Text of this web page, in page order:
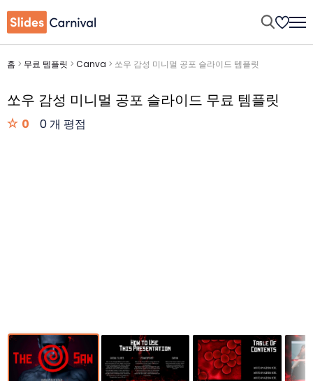
홈 > 무료 템플릿 > Canva > 쏘우 감성 미니멀 공포 슬라이드 템플릿
쏘우 감성 미니멀 공포 슬라이드 무료 템플릿
0 0 개 평점